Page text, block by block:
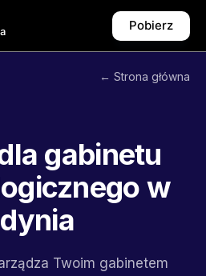
Pobierz
← Strona główna
gabinetu
w
Twoim gabinetem